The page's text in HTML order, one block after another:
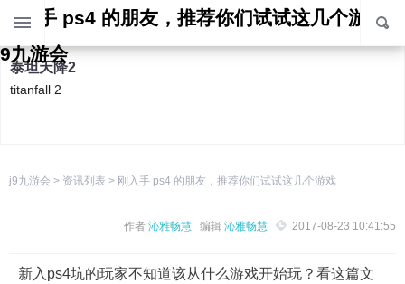
刚入手 ps4 的朋友，推荐你们试试这几个游戏 -j
9九游会
泰坦天降2
titanfall 2
horizon zero dawn
j9九游会 > 资讯列表 > 刚入手 ps4 的朋友，推荐你们试试这几个游戏
作者 沁雅畅慧 编辑 沁雅畅慧 2017-08-23 10:41:55
新入ps4坑的玩家不知道该从什么游戏开始玩？看这篇文